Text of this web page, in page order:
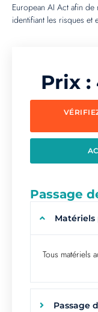
European AI Act afin de
identifiant les risques
Prix :
Passage
Tous matériels
Passage